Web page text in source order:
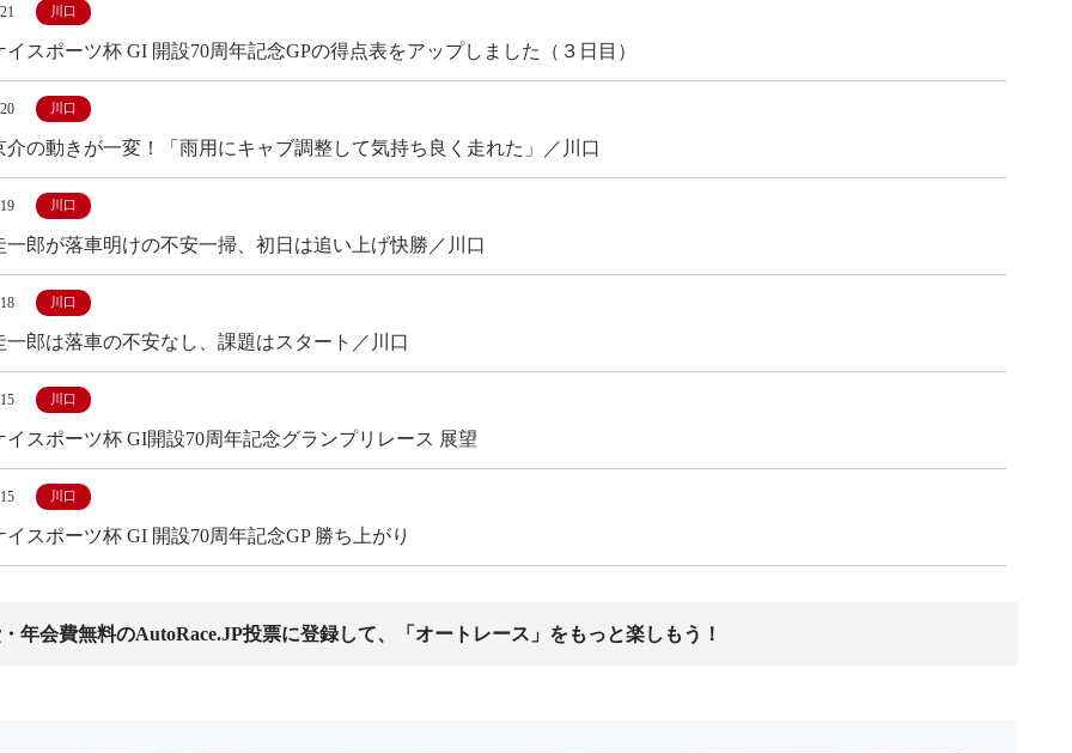
川口
イスポーツ杯 GI 開設70周年記念GPの得点表をアップしました（３日目）
川口
介の動きが一変！「雨用にキャブ調整して気持ち良く走れた」／川口
川口
一郎が落車明けの不安一掃、初日は追い上げ快勝／川口
川口
一郎は落車の不安なし、課題はスタート／川口
川口
イスポーツ杯 GI開設70周年記念グランプリレース 展望
川口
イスポーツ杯 GI 開設70周年記念GP 勝ち上がり
年会費無料のAutoRace.JP投票に登録して、「オートレース」をもっと楽しもう！